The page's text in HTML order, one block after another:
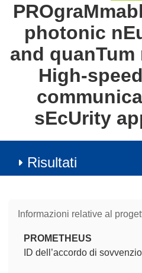
photonic
and
High-
sEcUrity
Risultati
Informazioni relative al
PROMETHEUS
ID dell’accordo di